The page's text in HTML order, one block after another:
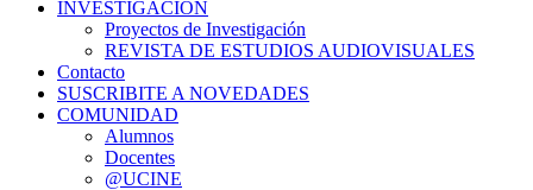
INVESTIGACIÓN
Proyectos de Investigación
REVISTA DE ESTUDIOS AUDIOVISUALES
Contacto
SUSCRIBITE A NOVEDADES
COMUNIDAD
Alumnos
Docentes
@UCINE